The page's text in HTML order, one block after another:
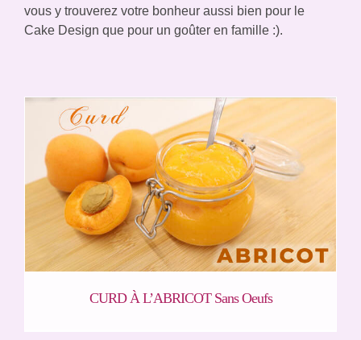
vous y trouverez votre bonheur aussi bien pour le
Cake Design que pour un goûter en famille :).
CURD À L’ABRICOT Sans Oeufs